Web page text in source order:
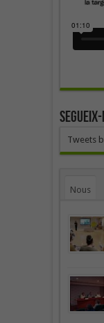
Tweets
Nous